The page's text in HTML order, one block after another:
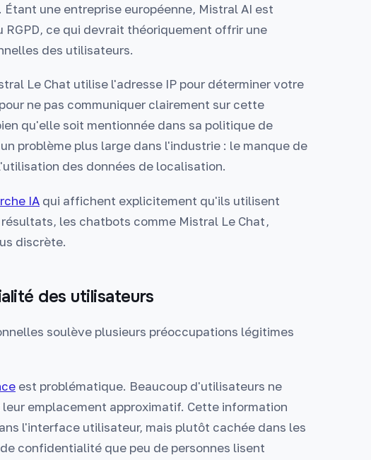
une entreprise européenne, Mistral AI est
ce qui devrait théoriquement offrir une
des utilisateurs.
Le Chat utilise l'adresse IP pour déterminer votre
ne pas communiquer clairement sur cette
qu'elle soit mentionnée dans sa politique de
problème plus large dans l'industrie : le manque de
des données de localisation.
IA qui affichent explicitement qu'ils utilisent
les chatbots comme Mistral Le Chat,
discrète.
des utilisateurs
soulève plusieurs préoccupations légitimes
est problématique. Beaucoup d'utilisateurs ne
emplacement approximatif. Cette information
l'interface utilisateur, mais plutôt cachée dans les
confidentialité que peu de personnes lisent